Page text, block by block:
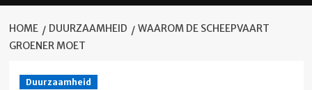
HOME DUURZAAMHEID
WAAROM DE SCHEEPVAART
GROENER MOET
Duurzaamheid